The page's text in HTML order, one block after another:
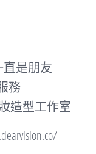
是朋友
務
造型工作室